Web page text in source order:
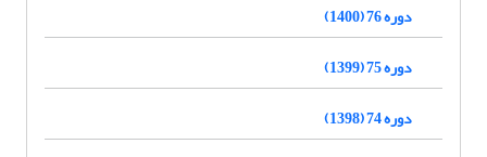
دوره 76 (1400)
دوره 75 (1399)
دوره 74 (1398)